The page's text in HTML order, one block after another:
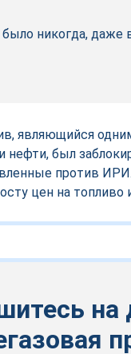
было никогда, даже
являющийся
нефти, был
против
цен на
на